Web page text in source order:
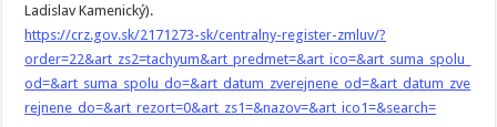
Ladislav Kamenický).
https://crz.gov.sk/2171273-sk/centralny-register-zmluv/?
order=22&art_zs2=tachyum&art_predmet=&art_ico=&art_suma_spolu_
od=&art_suma_spolu_do=&art_datum_zverejnene_od=&art_datum_zve
rejnene_do=&art_rezort=0&art_zs1=&nazov=&art_ico1=&search=